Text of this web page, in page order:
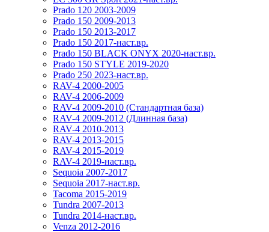
Prado 120 2003-2009
Prado 150 2009-2013
Prado 150 2013-2017
Prado 150 2017-наст.вр.
Prado 150 BLACK ONYX 2020-наст.вр.
Prado 150 STYLE 2019-2020
Prado 250 2023-наст.вр.
RAV-4 2000-2005
RAV-4 2006-2009
RAV-4 2009-2010 (Стандартная база)
RAV-4 2009-2012 (Длинная база)
RAV-4 2010-2013
RAV-4 2013-2015
RAV-4 2015-2019
RAV-4 2019-наст.вр.
Sequoia 2007-2017
Sequoia 2017-наст.вр.
Tacoma 2015-2019
Tundra 2007-2013
Tundra 2014-наст.вр.
Venza 2012-2016